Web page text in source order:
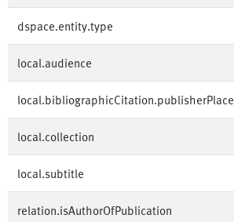
dspace.entity.type
local.audience
local.bibliographicCitation.publisherPlace
local.collection
local.subtitle
relation.isAuthorOfPublication